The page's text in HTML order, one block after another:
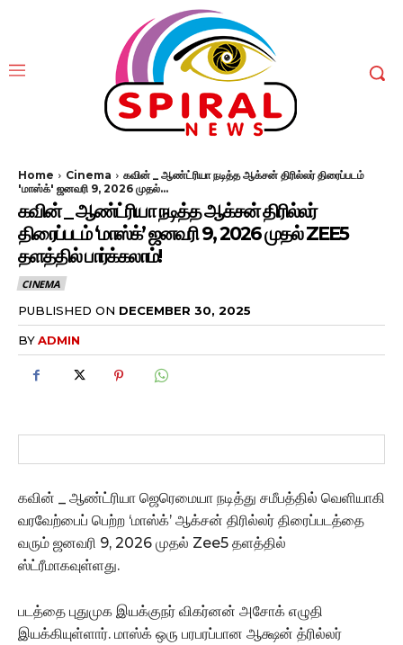
Home Cinema
கவின் _ ஆண்ட்ரியா நடித்த ஆக்சன் திரில்லர் திரைப்படம்
'மாஸ்க்' ஜனவரி 9, 2026 முதல்...
கவின் _ ஆண்ட்ரியா நடித்த ஆக்சன் திரில்லர்
திரைப்படம் ‘மாஸ்க்’ ஜனவரி 9, 2026 முதல் ZEE5
தளத்தில் பார்க்கலாம்!
CINEMA
PUBLISHED ON DECEMBER 30, 2025
BYADMIN
கவின் _ ஆண்ட்ரியா ஜெரெமையா நடித்து சமீபத்தில் வெளியாகி
வரவேற்பைப் பெற்ற ‘மாஸ்க்’ ஆக்சன் திரில்லர் திரைப்படத்தை
வரும் ஜனவரி 9, 2026 முதல் Zee5 தளத்தில்
ஸ்ட்ரீமாகவுள்ளது.
படத்தை புதுமுக இயக்குநர் விகர்னன் அசோக் எழுதி
இயக்கியுள்ளார். மாஸ்க் ஒரு பரபரப்பான ஆக்ஷன் த்ரில்லர்